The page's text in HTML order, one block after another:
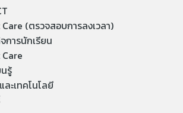
(ตรวจสอบการลงเวลา)
การนักเรียน
รู้
ะเทคโนโลยี